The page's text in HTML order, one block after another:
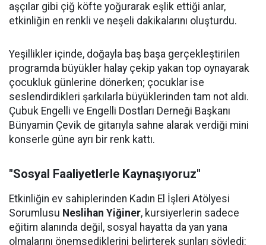
aşçılar gibi çiğ köfte yoğurarak eşlik ettiği anlar,
etkinliğin en renkli ve neşeli dakikalarını oluşturdu.
Yeşillikler içinde, doğayla baş başa gerçekleştirilen
programda büyükler halay çekip yakan top oynayarak
çocukluk günlerine dönerken; çocuklar ise
seslendirdikleri şarkılarla büyüklerinden tam not aldı.
Çubuk Engelli ve Engelli Dostları Derneği Başkanı
Bünyamin Çevik de gitarıyla sahne alarak verdiği mini
konserle güne ayrı bir renk kattı.
"Sosyal Faaliyetlerle Kaynaşıyoruz"
Etkinliğin ev sahiplerinden Kadın El İşleri Atölyesi
Sorumlusu Neslihan Yiğiner, kursiyerlerin sadece
eğitim alanında değil, sosyal hayatta da yan yana
olmalarını önemsediklerini belirterek şunları söyledi: